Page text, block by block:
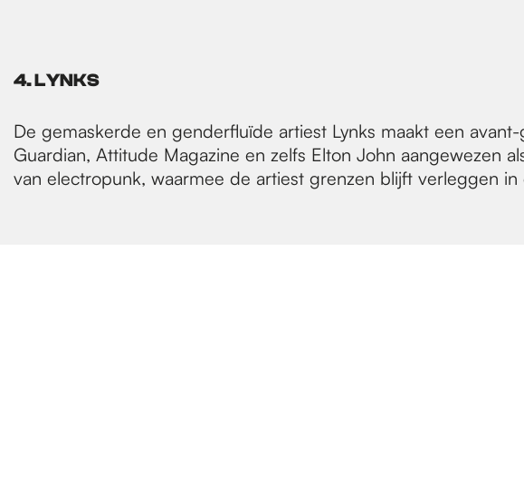
4. LYNKS
De gemaskerde en genderfluïde artiest Lynks maakt een
Guardian, Attitude Magazine en zelfs Elton John aangewezen
van electropunk, waarmee de artiest grenzen blijft verleggen